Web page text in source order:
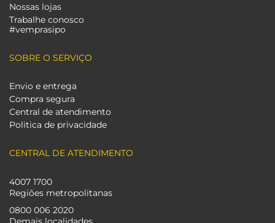
Nossas lojas
Trabalhe conosco
#vemprasipo
SOBRE O SERVIÇO
Envio e entrega
Compra segura
Central de atendimento
Politica de privacidade
CENTRAL DE ATENDIMENTO
4007 1700
Regiões metropolitanas
0800 006 2020